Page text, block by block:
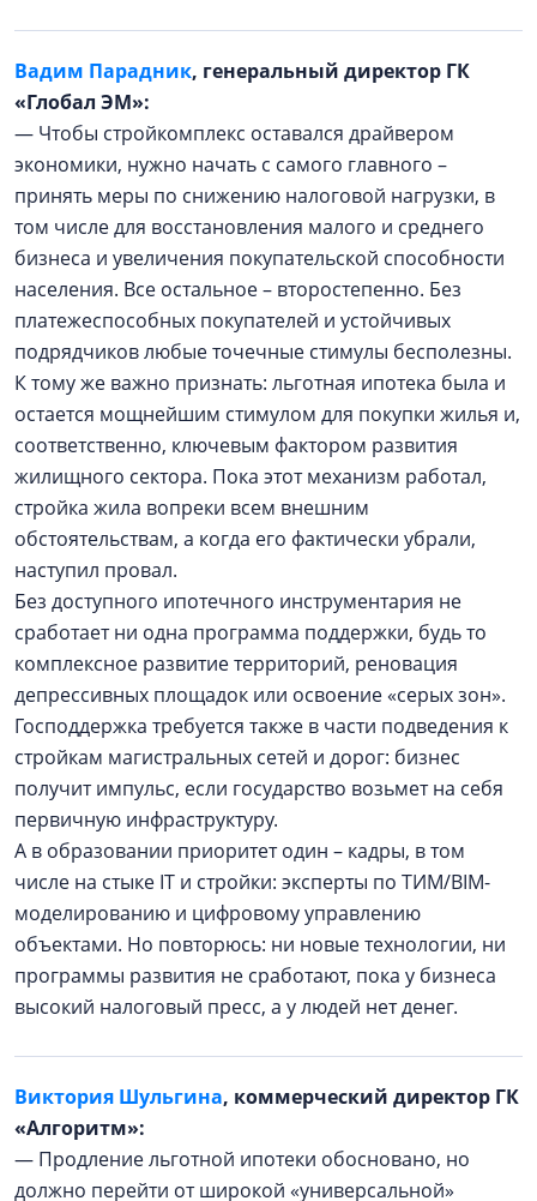
Вадим Парадник, генеральный директор ГК
«Глобал ЭМ»:
— Чтобы стройкомплекс оставался драйвером
экономики, нужно начать с самого главного –
принять меры по снижению налоговой нагрузки, в
том числе для восстановления малого и среднего
бизнеса и увеличения покупательской способности
населения. Все остальное – второстепенно. Без
платежеспособных покупателей и устойчивых
подрядчиков любые точечные стимулы бесполезны.
К тому же важно признать: льготная ипотека была и
остается мощнейшим стимулом для покупки жилья и,
соответственно, ключевым фактором развития
жилищного сектора. Пока этот механизм работал,
стройка жила вопреки всем внешним
обстоятельствам, а когда его фактически убрали,
наступил провал.
Без доступного ипотечного инструментария не
сработает ни одна программа поддержки, будь то
комплексное развитие территорий, реновация
депрессивных площадок или освоение «серых зон».
Господдержка требуется также в части подведения к
стройкам магистральных сетей и дорог: бизнес
получит импульс, если государство возьмет на себя
первичную инфраструктуру.
А в образовании приоритет один – кадры, в том
числе на стыке IT и стройки: эксперты по ТИМ/BIM-
моделированию и цифровому управлению
объектами. Но повторюсь: ни новые технологии, ни
программы развития не сработают, пока у бизнеса
высокий налоговый пресс, а у людей нет денег.
Виктория Шульгина, коммерческий директор ГК
«Алгоритм»:
— Продление льготной ипотеки обосновано, но
должно перейти от широкой «универсальной»